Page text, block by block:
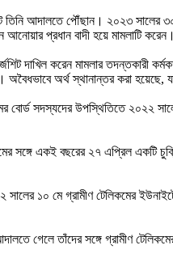
তিনি আদালতে পৌঁছান। ২০২৩ সালের
প্রধান বাদী হয়ে মামলাটি করেন।
দাখিল করেন মামলার তদন্তকারী
অর্থ স্থানান্তর করা হয়েছে,
বোর্ড সদস্যদের উপস্থিতিতে ২০২২
সঙ্গে একই বছরের ২৭ এপ্রিল
১০ মে গ্রামীণ টেলিকমের
গেলে তাঁদের সঙ্গে গ্রামীণ